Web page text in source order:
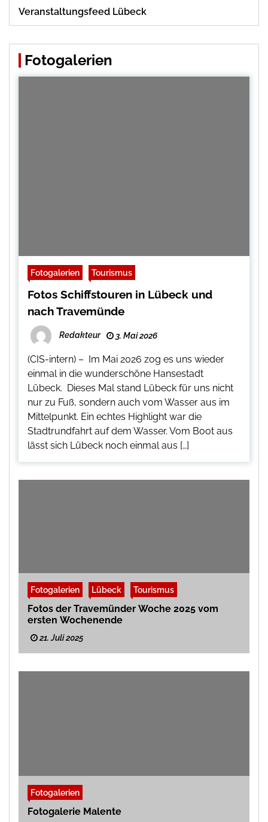
Veranstaltungsfeed Lübeck
Fotogalerien
Fotogalerien Tourismus
Fotos Schiffstouren in Lübeck und
nach Travemünde
Redakteur 3. Mai 2026
(CIS-intern) – Im Mai 2026 zog es uns wieder
einmal in die wunderschöne Hansestadt
Lübeck. Dieses Mal stand Lübeck für uns nicht
nur zu Fuß, sondern auch vom Wasser aus im
Mittelpunkt. Ein echtes Highlight war die
Stadtrundfahrt auf dem Wasser. Vom Boot aus
lässt sich Lübeck noch einmal aus […]
Fotogalerien Lübeck Tourismus
Fotos der Travemünder Woche 2025 vom
ersten Wochenende
21. Juli 2025
Fotogalerien
Fotogalerie Malente